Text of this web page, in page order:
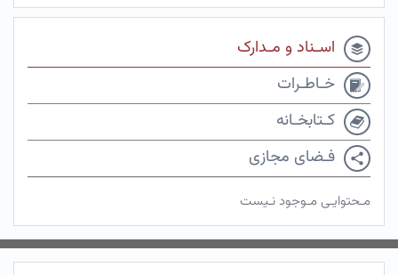
اسـناد و مـدارک
خـاطـرات
کـتابخـانه
فـضای مجازی
مـحتوایـی مـوجود نـیست